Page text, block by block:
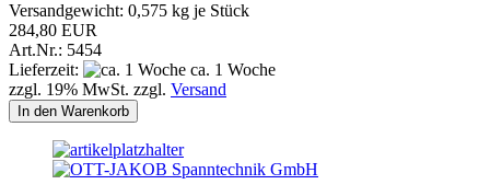
Versandgewicht: 0,575 kg je Stück
284,80 EUR
Art.Nr.: 5454
Lieferzeit:
ca. 1 Woche
zzgl. 19% MwSt. zzgl. Versand
In den Warenkorb